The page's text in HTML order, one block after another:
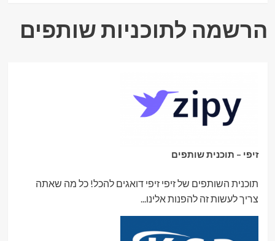
הרשמה לתוכניות שותפים
זיפי – תוכנית שותפים
תוכנית השותפים של זיפי זיפי דואגים להכל! כל מה שאתה
צריך לעשות זה להפנות אלינו...